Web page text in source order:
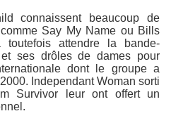
connaissent beaucoup de
Say My Name ou Bills
attendre la bande-
ses drôles de dames pour
dont le groupe a
Independant Woman sorti
Survivor leur ont offert un